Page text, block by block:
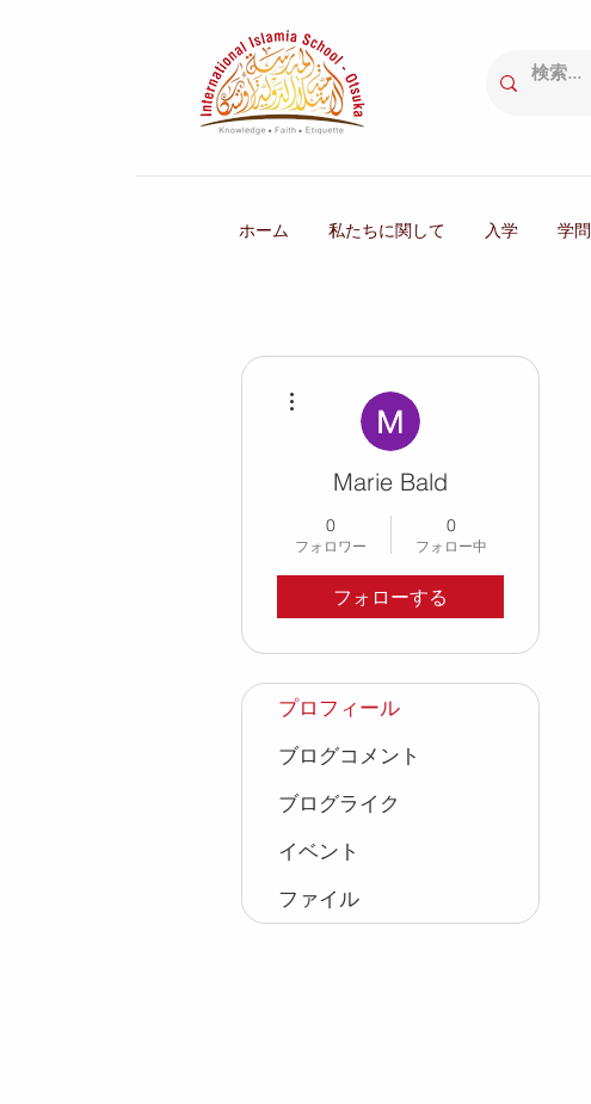
ホーム 私たちに関して 入学 学問
Marie Bald
0
フォロワー
0
フォロー中
フォローする
プロフィール
ブログコメント
ブログライク
イベント
ファイル